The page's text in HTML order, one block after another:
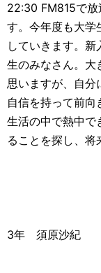
22:30 FM815で放
す。今年度も大学
していきます。新
生のみなさん。大
思いますが、自分
自信を持って前
生活の中で熱中で
ることを探し、将
・・
3年 須原沙紀